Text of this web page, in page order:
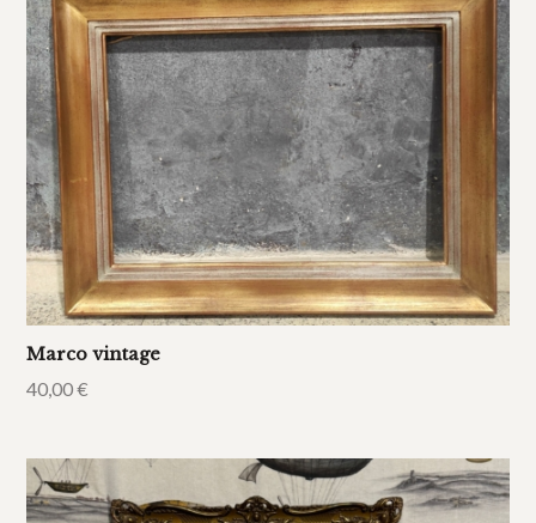
Marco vintage
40,00€